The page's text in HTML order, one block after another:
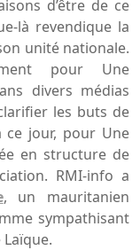
d’être de ce
là revendique la
unité nationale.
pour Une
divers médias
les buts de
ce jour, pour Une
en structure de
RMI-info a
, un mauritanien
sympathisant